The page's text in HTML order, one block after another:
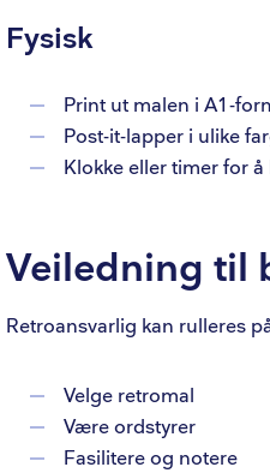
Fysisk
Print ut malen i A1-
Post-it-lapper i ulike
Klokke eller timer for
Veiledning til
Retroansvarlig kan rulleres
Velge retromal
Være ordstyrer
Fasilitere og notere